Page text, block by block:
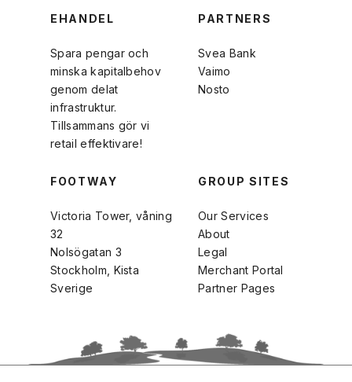
EHANDEL
Spara pengar och
minska kapitalbehov
genom delat
infrastruktur.
Tillsammans gör vi
retail effektivare!
PARTNERS
Svea Bank
Vaimo
Nosto
FOOTWAY
Victoria Tower, våning
32
Nolsögatan 3
Stockholm, Kista
Sverige
GROUP SITES
Our Services
About
Legal
Merchant Portal
Partner Pages